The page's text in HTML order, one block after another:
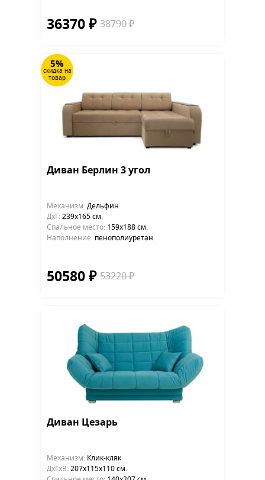
36370 ₽ 38790 ₽
5%
скидка на
товар
Диван Берлин 3 угол
Механизм: Дельфин
ДхГ: 239х165 см.
Cпальное место: 159х188 см.
Наполнение: пенополиуретан
50580 ₽ 53220 ₽
Диван Цезарь
Механизм: Клик-кляк
ДхГхВ: 207х115x110 см.